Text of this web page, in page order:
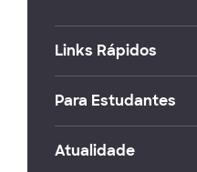
Links Rápidos
Para Estudantes
Atualidade